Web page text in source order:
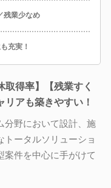
残業少なめ
充実！
取得率】【残業すく
アも築きやすい！
分野において設計、施
トータルソリューショ
案件を中心に手がけて